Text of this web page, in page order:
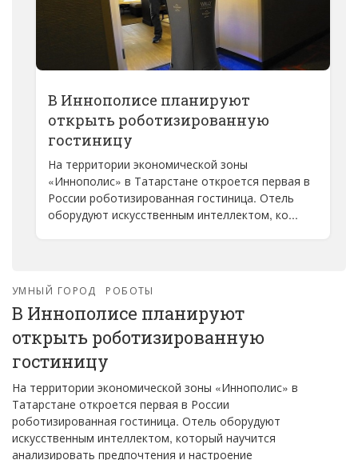
В Иннополисе планируют
открыть роботизированную
гостиницу
На территории экономической зоны
«Иннополис» в Татарстане откроется первая в
России роботизированная гостиница. Отель
оборудуют искусственным интеллектом, ко...
УМНЫЙ ГОРОД РОБОТЫ
В Иннополисе планируют
открыть роботизированную
гостиницу
На территории экономической зоны «Иннополис» в
Татарстане откроется первая в России
роботизированная гостиница. Отель оборудуют
искусственным интеллектом, который научится
анализировать предпочтения и настроение